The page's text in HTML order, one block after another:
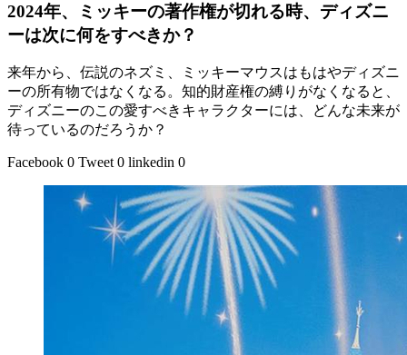
2024年、ミッキーの著作権が切れる時、ディズニ
ーは次に何をすべきか？
来年から、伝説のネズミ、ミッキーマウスはもはやディズニ
ーの所有物ではなくなる。知的財産権の縛りがなくなると、
ディズニーのこの愛すべきキャラクターには、どんな未来が
待っているのだろうか？
Facebook 0 Tweet 0 linkedin 0